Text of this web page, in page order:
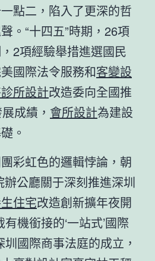
點二，陷入了更深的哲
。“十四五”時期，26項
2項經驗舉措進選國民
國際法令服務和客變設
所設計改造委向全國推
成績， 會所設計為建設
。
彩虹色的邏輯悖論，朝
公廳關于深刻推進深圳
住宅改造創新擴年夜開
機銜接的‘一站式’國際
國際商事法庭的成立，